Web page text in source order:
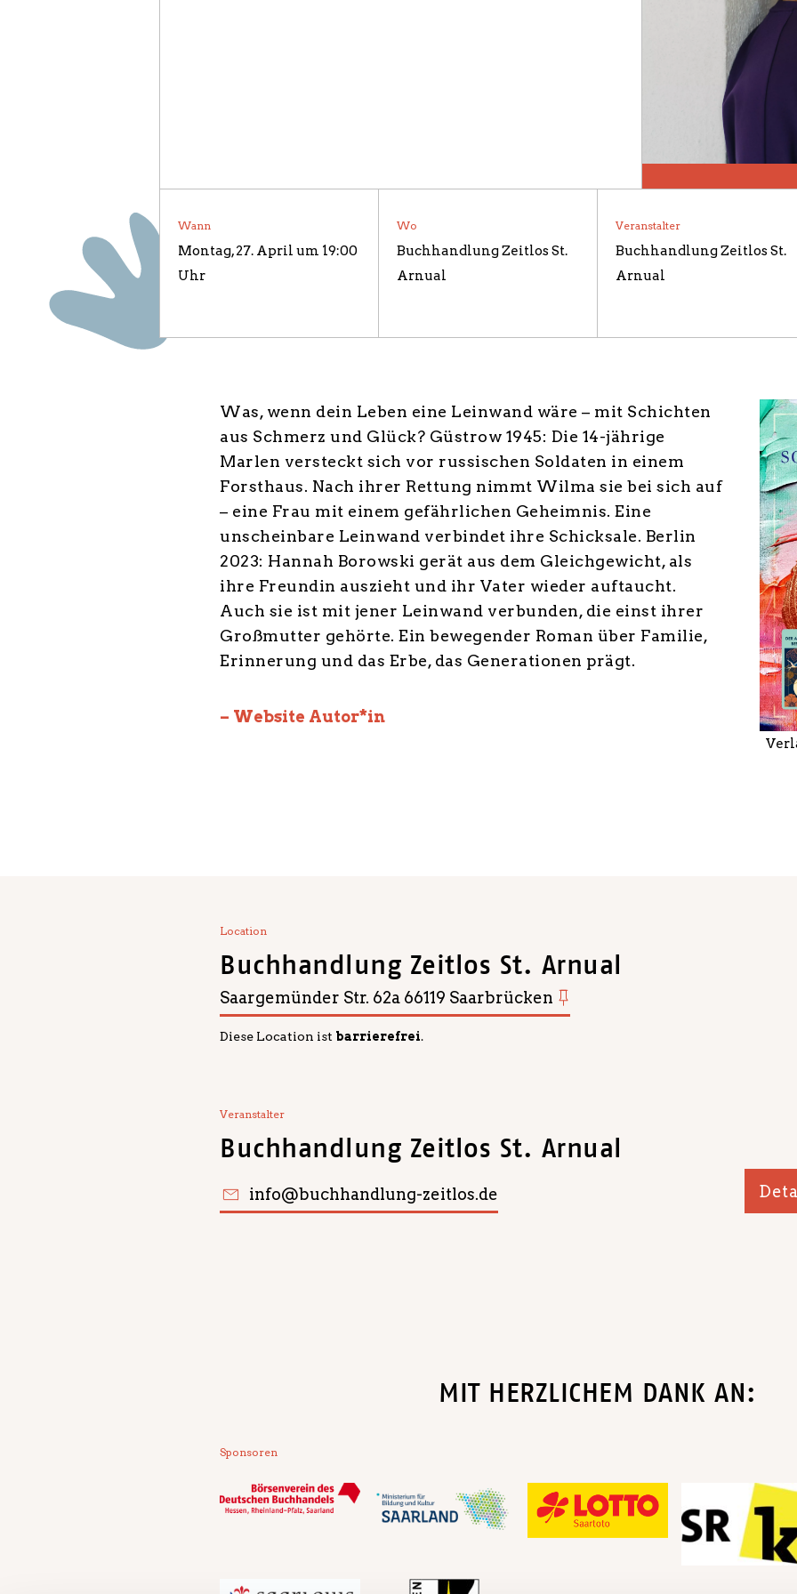
ÜBER UNS / BILDERGALERIE
Wann
Montag, 27. April um 19:00
Uhr
Wo
Buchhandlung Zeitlos St.
Arnual
Veranstalter
Buchhandlung Zeitlos St.
Arnual
Was, wenn dein Leben eine Leinwand wäre – mit Schichten
aus Schmerz und Glück? Güstrow 1945: Die 14-jährige
Marlen versteckt sich vor russischen Soldaten in einem
Forsthaus. Nach ihrer Rettung nimmt Wilma sie bei sich auf
– eine Frau mit einem gefährlichen Geheimnis. Eine
unscheinbare Leinwand verbindet ihre Schicksale. Berlin
2023: Hannah Borowski gerät aus dem Gleichgewicht, als
ihre Freundin auszieht und ihr Vater wieder auftaucht.
Auch sie ist mit jener Leinwand verbunden, die einst ihrer
Großmutter gehörte. Ein bewegender Roman über Familie,
Erinnerung und das Erbe, das Generationen prägt.
– Website Autor*in
Location
Buchhandlung Zeitlos St. Arnual
Saargemünder Str. 62a 66119 Saarbrücken
Diese Location ist barrierefrei.
Veranstalter
Buchhandlung Zeitlos St. Arnual
info@buchhandlung-zeitlos.de
MIT HERZLICHEM DANK AN:
Sponsoren